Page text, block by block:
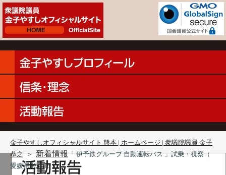
金子やすしオフィシャルサイト 熊本 | ホームページ | 衆議院議員 金子
恭之 ＞ 新着情報「 伊予鉄グループ 自動運転バス 」試乗・視察（
愛媛県 松山市 ）